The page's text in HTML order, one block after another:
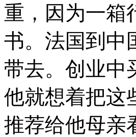
重，因为一箱
书。法国到中
带去。创业中
他就想着把这
推荐给他母亲